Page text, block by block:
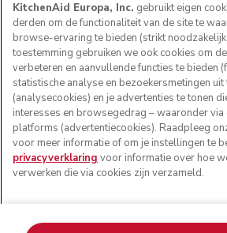
KitchenAid Europa, Inc. gebruikt eigen
derden om de functionaliteit van de site te
browse-ervaring te bieden (strikt
toestemming gebruiken we ook cookies om
verbeteren en aanvullende functies te bieden
statistische analyse en bezoekersmetingen uit
(analysecookies) en je advertenties te tonen
interesses en browsegedrag – waaronder via
platforms (advertentiecookies). Raadpleeg
voor meer informatie of om je instellingen te
privacyverklaring voor informatie over hoe
verwerken die via cookies zijn verzameld.